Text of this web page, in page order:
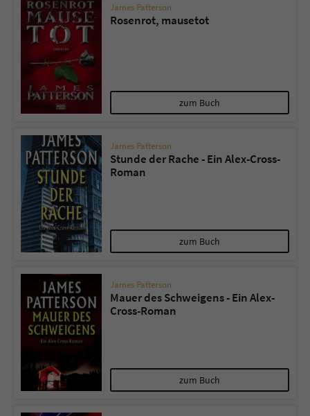
James Patterson
Rosenrot, mausetot
zum Buch
James Patterson
Stunde der Rache - Ein Alex-Cross-
Roman
zum Buch
James Patterson
Mauer des Schweigens - Ein Alex-
Cross-Roman
zum Buch